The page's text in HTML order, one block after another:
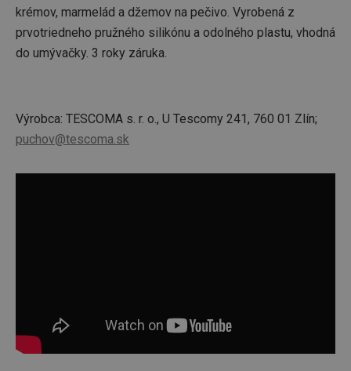
krémov, marmelád a džemov na pečivo. Vyrobená z
prvotriedneho pružného silikónu a odolného plastu, vhodná
do umývačky. 3 roky záruka.
Výrobca: TESCOMA s. r. o., U Tescomy 241, 760 01 Zlín;
puchov@tescoma.sk